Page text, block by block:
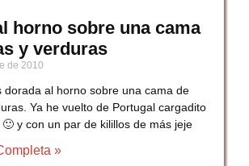
horno sobre una cama
y verduras
de 2010
dorada al horno sobre una cama de
Ya he vuelto de Portugal cargadito
y con un par de kilillos de más jeje
»